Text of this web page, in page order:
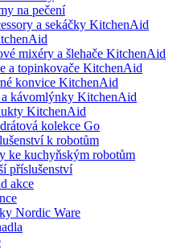
na pečení
a sekáčky KitchenAid
mixéry a šlehače KitchenAid
a topinkovače KitchenAid
konvice KitchenAid
kávomlýnky KitchenAid
KitchenAid
kolekce Go
k robotům
ke kuchyňským robotům
příslušenství
akce
Nordic Ware